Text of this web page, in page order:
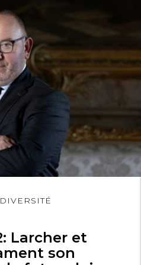
Larcher et
son